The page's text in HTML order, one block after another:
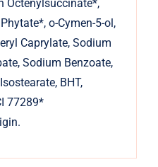
Octenylsuccinate*,
o-Cymen-5-ol,
Caprylate, Sodium
Sodium Benzoate,
BHT,
77289*